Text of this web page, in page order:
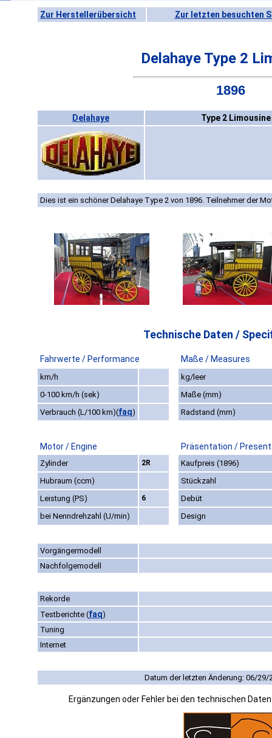
Zur Herstellerübersicht Zur letzten besuchten
Delahaye Type 2
1896
Delahaye Type 2 Limousine
Dies ist ein schöner Delahaye Type 2 von 1896. Teilnehmer der
Technische Daten /
Fahrwerte / Performance Maße / Measures
km/h
kg/leer
0-100 km/h (sek)
Maße (mm)
Verbrauch (L/100 km)(faq) Radstand (mm)
Motor / Engine Präsentation /
Zylinder 2R
Kaufpreis (1896)
Hubraum (ccm)
Stückzahl
Leistung (PS)
6
Debüt
bei Nenndrehzahl (U/min)
Design
Vorgängermodell
Nachfolgemodell
Rekorde
Testberichte (faq)
Tuning
Internet
Datum der letzten Änderung: 06/29/
Ergänzungen oder Fehler bei den technischen